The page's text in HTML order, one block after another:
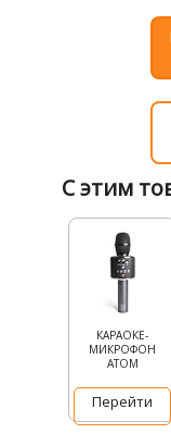
С этим
КАРАОКЕ-
МИКРОФОН
ATOM
Перейти